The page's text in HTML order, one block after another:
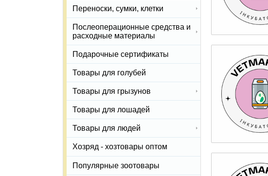
Переноски, сумки, клетки
Послеоперационные средства и
расходные материалы
Подарочные сертификаты
Товары для голубей
Товары для грызунов
Товары для лошадей
Товары для людей
Хозряд - хозтовары оптом
Популярные зоотовары